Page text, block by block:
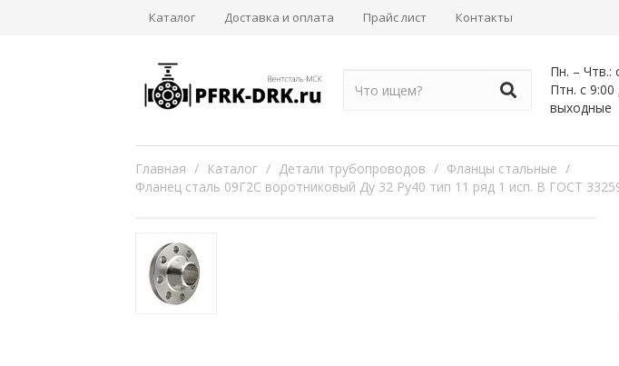
Каталог Доставка и оплата Прайс лист Контакты
Пн. – Чтв.:
Птн. с
выходные
Главная / Каталог / Детали трубопроводов / Фланцы стальные /
Фланец сталь 09Г2С воротниковый Ду 32 Ру40 тип 11 ряд 1 исп. B ГОСТ